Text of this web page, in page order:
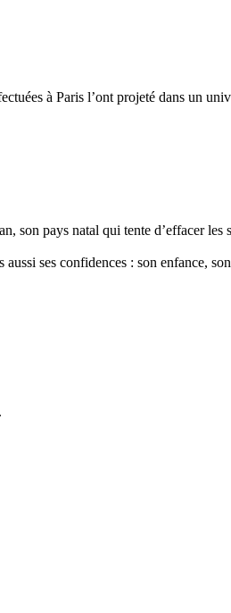
à Paris l’ont projeté dans un
pays natal qui tente d’effacer les
ses confidences : son enfance,